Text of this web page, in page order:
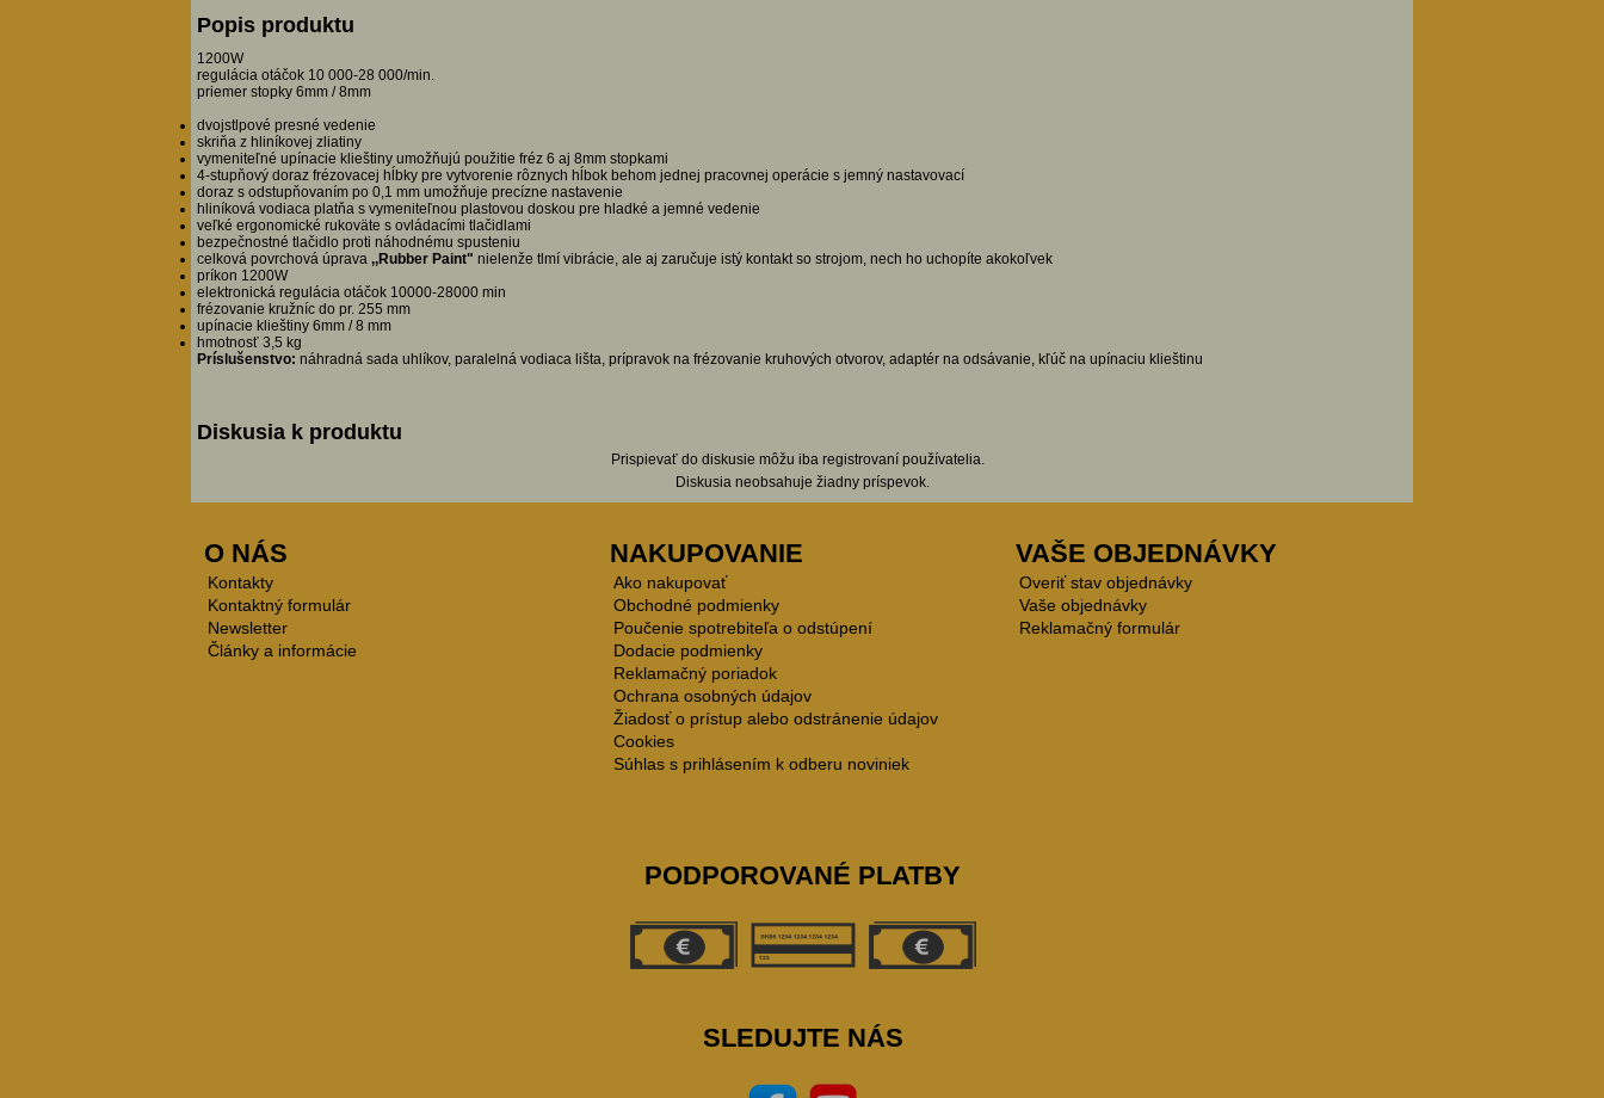
Popis produktu
1200W
regulácia otáčok 10 000-28 000/min.
priemer stopky 6mm / 8mm
dvojstlpové presné vedenie
skriňa z hliníkovej zliatiny
vymeniteľné upínacie klieštiny umožňujú použitie fréz 6 aj 8mm stopkami
4-stupňový doraz frézovacej hĺbky pre vytvorenie rôznych hĺbok behom jednej pracovnej operácie s jemný nastavovací
doraz s odstupňovaním po 0,1 mm umožňuje precízne nastavenie
hliníková vodiaca platňa s vymeniteľnou plastovou doskou pre hladké a jemné vedenie
veľké ergonomické rukoväte s ovládacími tlačidlami
bezpečnostné tlačidlo proti náhodnému spusteniu
celková povrchová úprava ,,Rubber Paint" nielenže tlmí vibrácie, ale aj zaručuje istý kontakt so strojom, nech ho uchopíte akokoľvek
príkon 1200W
elektronická regulácia otáčok 10000-28000 min
frézovanie kružníc do pr. 255 mm
upínacie klieštiny 6mm / 8 mm
hmotnosť 3,5 kg
Príslušenstvo: náhradná sada uhlíkov, paralelná vodiaca lišta, prípravok na frézovanie kruhových otvorov, adaptér na odsávanie, kľúč na upínaciu klieštinu
Diskusia k produktu
Prispievať do diskusie môžu iba registrovaní používatelia.
Diskusia neobsahuje žiadny príspevok.
O NÁS
Kontakty
Kontaktný formulár
Newsletter
Články a informácie
NAKUPOVANIE
Ako nakupovať
Obchodné podmienky
Poučenie spotrebiteľa o odstúpení
Dodacie podmienky
Reklamačný poriadok
Ochrana osobných údajov
Žiadosť o prístup alebo odstránenie údajov
Cookies
Súhlas s prihlásením k odberu noviniek
VAŠE OBJEDNÁVKY
Overiť stav objednávky
Vaše objednávky
Reklamačný formulár
PODPOROVANÉ PLATBY
SLEDUJTE NÁS